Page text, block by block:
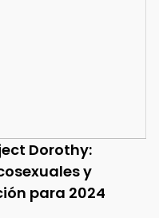
Dorothy:
y
para 2024